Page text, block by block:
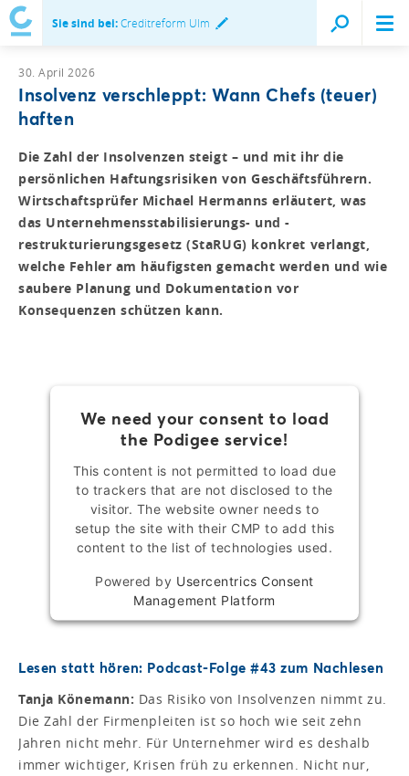
Sie sind bei:Creditreform Ulm
30. April 2026
Insolvenz verschleppt: Wann Chefs (teuer)
haften
Die Zahl der Insolvenzen steigt – und mit ihr die
persönlichen Haftungsrisiken von Geschäftsführern.
Wirtschaftsprüfer Michael Hermanns erläutert, was
das Unternehmensstabilisierungs- und -
restrukturierungsgesetz (StaRUG) konkret verlangt,
welche Fehler am häufigsten gemacht werden und wie
saubere Planung und Dokumentation vor
Konsequenzen schützen kann.
We need your consent to load
the Podigee service!
This content is not permitted to load due
to trackers that are not disclosed to the
visitor. The website owner needs to
setup the site with their CMP to add this
content to the list of technologies used.
Powered by Usercentrics Consent
Management Platform
Lesen statt hören: Podcast-Folge #43 zum Nachlesen
Tanja Könemann: Das Risiko von Insolvenzen nimmt zu.
Die Zahl der Firmenpleiten ist so hoch wie seit zehn
Jahren nicht mehr. Für Unternehmer wird es deshalb
immer wichtiger, Krisen früh zu erkennen. Nicht nur,